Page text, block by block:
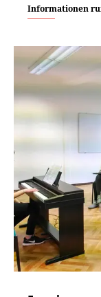
Informationen